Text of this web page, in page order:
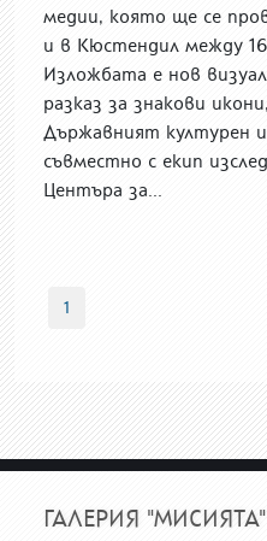
медии, която ще се
и в Кюстендил между
Изложбата е нов
разказ за знакови
Държавният културен
съвместно с екип
Центъра за...
1
ГАЛЕРИЯ "МИСИЯТА"